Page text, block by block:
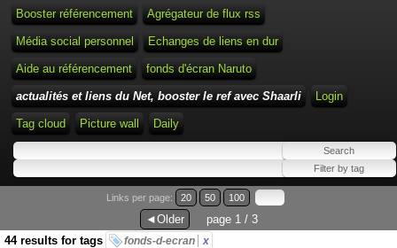
Booster référencement Agrégateur de flux rss
Média social personnel Echanges de liens en dur
Aide au référencement fonds d'écran Naruto
actualités et liens du Net, booster le ref avec Shaarli Login
Tag cloud Picture wall Daily
Links per page: 20 50 100
◄Older
page 1 / 3
44 results for tags
fonds-d-ecran x